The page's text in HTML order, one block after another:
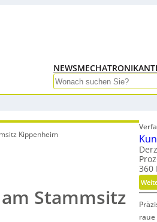
NEWSMECHATRONIK
Search
Kippenheim
Stammsitz
360
raue